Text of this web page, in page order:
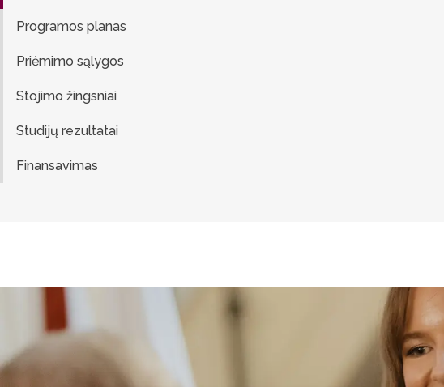
Programos planas
Priėmimo sąlygos
Stojimo žingsniai
Studijų rezultatai
Finansavimas